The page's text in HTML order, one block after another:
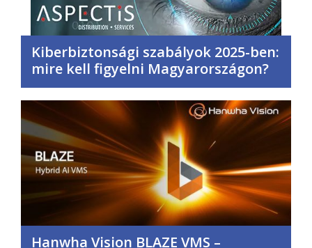
Kiberbiztonsági szabályok 2025-ben:
mire kell figyelni Magyarországon?
Hanwha Vision BLAZE VMS –